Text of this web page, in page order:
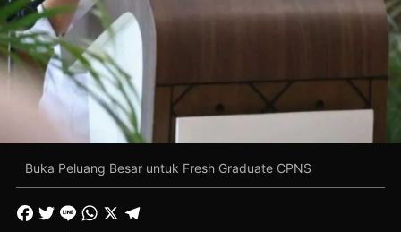
Buka Peluang Besar untuk Fresh Graduate CPNS